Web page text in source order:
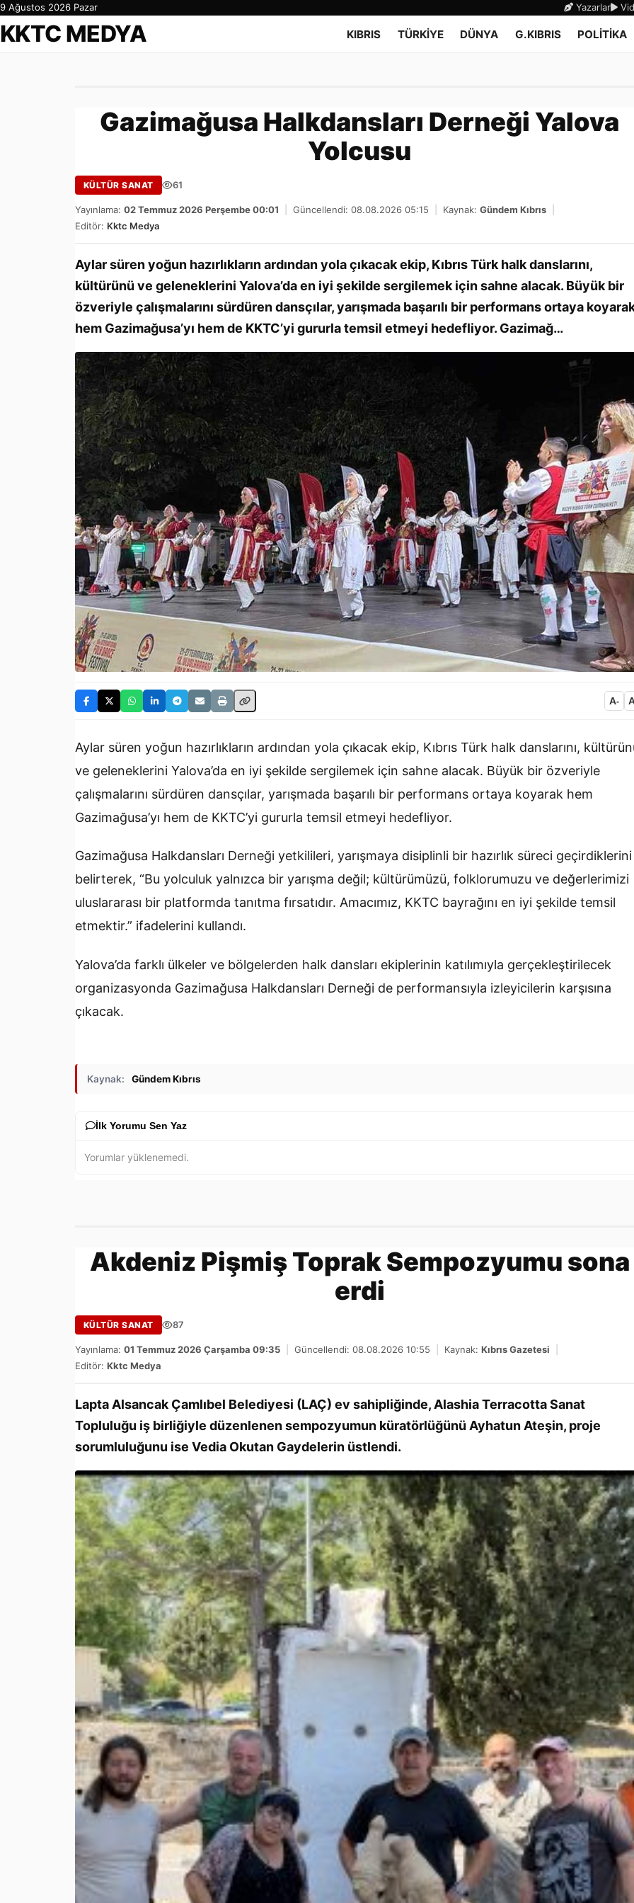
9 Ağustos 2026 Pazar Yazarlar
KKTC MEDYA KIBRIS TÜRKİYE DÜNYA G.KIBRIS POLİTİKA
Gazimağusa Halkdansları Derneği Yalova
Yolcusu
KÜLTÜR SANAT 61
Yayınlama: 02 Temmuz 2026 Perşembe 00:01 Güncellendi: 08.08.2026 05:15 Kaynak: Gündem Kıbrıs
Editör: Kktc Medya
Aylar süren yoğun hazırlıkların ardından yola çıkacak ekip, Kıbrıs Türk halk danslarını,
kültürünü ve geleneklerini Yalova’da en iyi şekilde sergilemek için sahne alacak. Büyük bir
özveriyle çalışmalarını sürdüren dansçılar, yarışmada başarılı bir performans ortaya
hem Gazimağusa’yı hem de KKTC’yi gururla temsil etmeyi hedefliyor. Gazimağ…
A-
Aylar süren yoğun hazırlıkların ardından yola çıkacak ekip, Kıbrıs Türk halk danslarını,
ve geleneklerini Yalova’da en iyi şekilde sergilemek için sahne alacak. Büyük bir özveriyle
çalışmalarını sürdüren dansçılar, yarışmada başarılı bir performans ortaya koyarak hem
Gazimağusa’yı hem de KKTC’yi gururla temsil etmeyi hedefliyor.
Gazimağusa Halkdansları Derneği yetkilileri, yarışmaya disiplinli bir hazırlık süreci geçirdiklerini
belirterek, “Bu yolculuk yalnızca bir yarışma değil; kültürümüzü, folklorumuzu ve değerlerimizi
uluslararası bir platformda tanıtma fırsatıdır. Amacımız, KKTC bayrağını en iyi şekilde temsil
etmektir.” ifadelerini kullandı.
Yalova’da farklı ülkeler ve bölgelerden halk dansları ekiplerinin katılımıyla gerçekleştirilecek
organizasyonda Gazimağusa Halkdansları Derneği de performansıyla izleyicilerin karşısına
çıkacak.
Kaynak: Gündem Kıbrıs
İlk Yorumu Sen Yaz
Yorumlar yüklenemedi.
Akdeniz Pişmiş Toprak Sempozyumu sona
erdi
KÜLTÜR SANAT 87
Yayınlama: 01 Temmuz 2026 Çarşamba 09:35 Güncellendi: 08.08.2026 10:55 Kaynak: Kıbrıs Gazetesi
Editör: Kktc Medya
Lapta Alsancak Çamlıbel Belediyesi (LAÇ) ev sahipliğinde, Alashia Terracotta Sanat
Topluluğu iş birliğiyle düzenlenen sempozyumun küratörlüğünü Ayhatun Ateşin, proje
sorumluluğunu ise Vedia Okutan Gaydelerin üstlendi.